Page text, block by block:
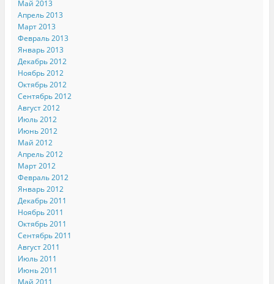
Май 2013
Апрель 2013
Март 2013
Февраль 2013
Январь 2013
Декабрь 2012
Ноябрь 2012
Октябрь 2012
Сентябрь 2012
Август 2012
Июль 2012
Июнь 2012
Май 2012
Апрель 2012
Март 2012
Февраль 2012
Январь 2012
Декабрь 2011
Ноябрь 2011
Октябрь 2011
Сентябрь 2011
Август 2011
Июль 2011
Июнь 2011
Май 2011